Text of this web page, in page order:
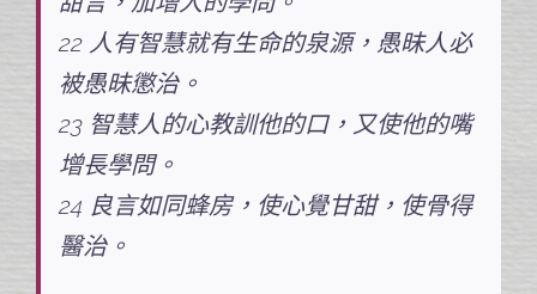
22 人有智慧就有生命的泉源，愚昧人必
被愚昧懲治。
23 智慧人的心教訓他的口，又使他的嘴
增長學問。
24 良言如同蜂房，使心覺甘甜，使骨得
醫治。